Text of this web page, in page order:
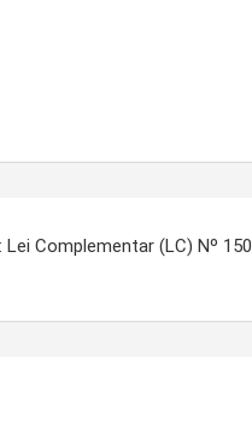
Lei Complementar (LC) Nº 150